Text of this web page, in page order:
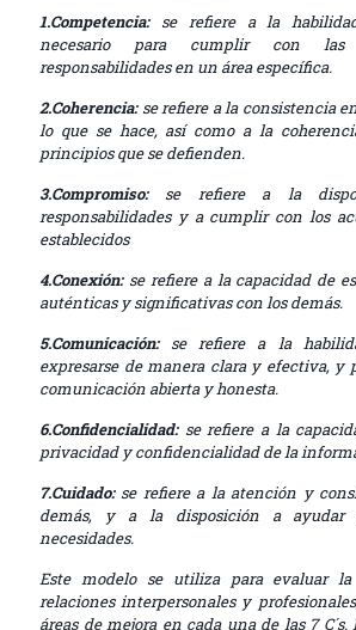
1.Competencia: se refiere a la
necesario para cumplir con las
responsabilidades en un área específica.
2.Coherencia: se refiere a la consistencia
lo que se hace, así como a la
principios que se defienden.
3.Compromiso: se refiere a la
responsabilidades y a cumplir con los
establecidos
4.Conexión: se refiere a la capacidad de
auténticas y significativas con los demás.
5.Comunicación: se refiere a la
expresarse de manera clara y efectiva, y
comunicación abierta y honesta.
6.Confidencialidad: se refiere a la
privacidad y confidencialidad de la
7.Cuidado: se refiere a la atención y
demás, y a la disposición a
necesidades.
Este modelo se utiliza para evaluar
relaciones interpersonales y
áreas de mejora en cada una de las 7